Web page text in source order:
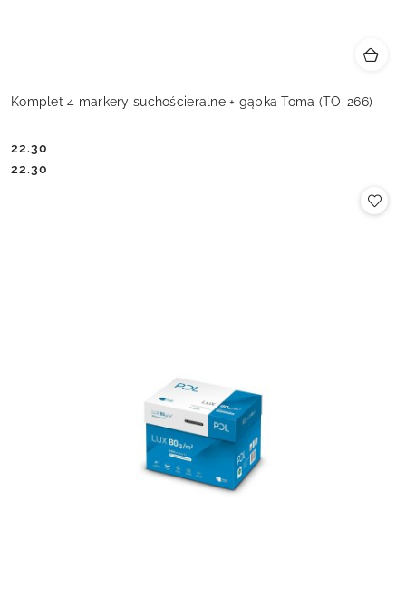
Komplet 4 markery suchościeralne + gąbka Toma (TO-266)
Cena:
22.30
Cena:
22.30